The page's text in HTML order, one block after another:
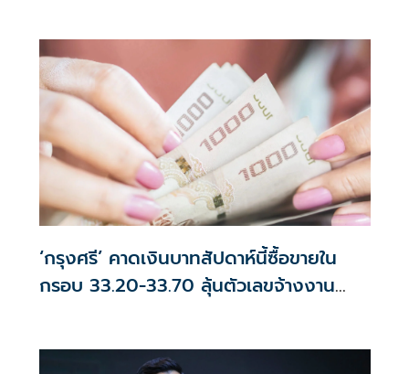
‘กรุงศรี’ คาดเงินบาทสัปดาห์นี้ซื้อขายใน
กรอบ 33.20-33.70 ลุ้นตัวเลขจ้างงาน